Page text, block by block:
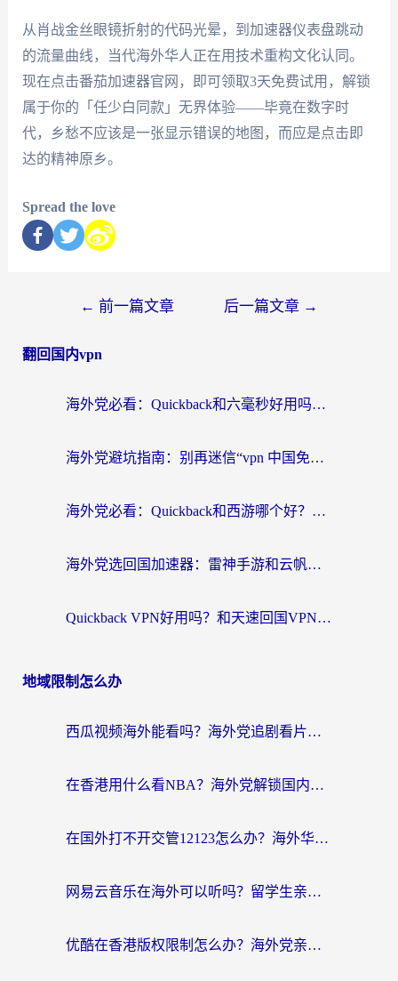
从肖战金丝眼镜折射的代码光晕，到加速器仪表盘跳动
的流量曲线，当代海外华人正在用技术重构文化认同。
现在点击番茄加速器官网，即可领取3天免费试用，解锁
属于你的「任少白同款」无界体验——毕竟在数字时
代，乡愁不应该是一张显示错误的地图，而应是点击即
达的精神原乡。
Spread the love
← 前一篇文章 后一篇文章 →
翻回国内vpn
海外党必看：Quickback和六毫秒好用吗？3步选对回国加速器，无缝刷国内剧玩游戏
海外党避坑指南：别再迷信“vpn 中国免费”，选对回国加速器才能无缝刷国内资源
海外党必看：Quickback和西游哪个好？3个维度教你选对回国加速器
海外党选回国加速器：雷神手游和云帆哪个好？附3组对比+避坑指南
Quickback VPN好用吗？和天速回国VPN对比哪个回国效果更好？海外党必看的真实体验指南
地域限制怎么办
西瓜视频海外能看吗？海外党追剧看片的终极解决方案来了
在香港用什么看NBA？海外党解锁国内体育直播的终极攻略
在国外打不开交管12123怎么办？海外华人必看的回国加速全攻略
网易云音乐在海外可以听吗？留学生亲测有效的回国加速方案
优酷在香港版权限制怎么办？海外党亲测有效的追剧加速方案